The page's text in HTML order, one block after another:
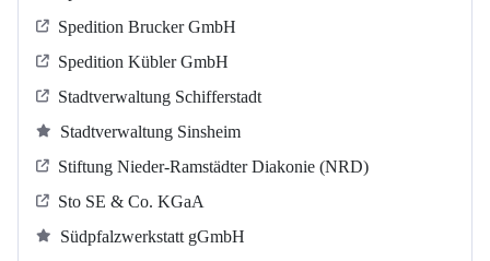
Spedition Brucker GmbH
Spedition Kübler GmbH
Stadtverwaltung Schifferstadt
Stadtverwaltung Sinsheim
Stiftung Nieder-Ramstädter Diakonie (NRD)
Sto SE & Co. KGaA
Südpfalzwerkstatt gGmbH